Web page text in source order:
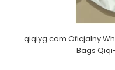
qiqiyg.com Oficjalny
Bags